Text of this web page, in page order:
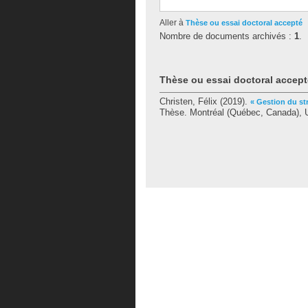
Aller à Thèse ou essai doctoral accepté
Nombre de documents archivés : 1.
Thèse ou essai doctoral
Christen, Félix (2019). « Gestion du
Thèse. Montréal (Québec, Canada),